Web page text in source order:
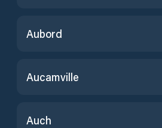
Aubord
Aucamville
Auch